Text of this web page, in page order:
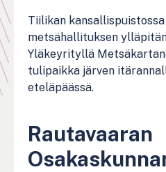
Tiilikan
metsähallituksen
Yläkeyrityllä
tulipaikka järven
eteläpäässä.
Rautavaaran